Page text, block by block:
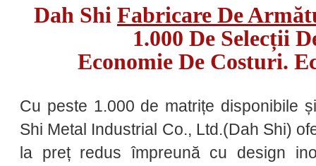
Dah Shi Fabricare De
1.000 De Selecții
Economie De Costuri.
Cu peste 1.000 de matrițe disponibile
Shi Metal Industrial Co., Ltd.(Dah Shi)
la preț redus împreună cu design